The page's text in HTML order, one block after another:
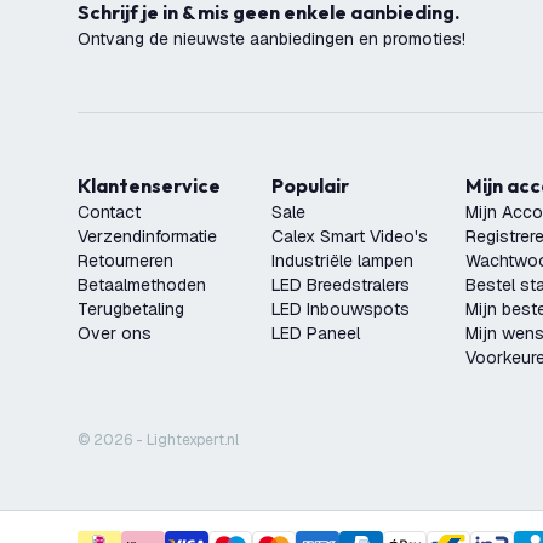
LED Prikspot 9W - IP65 - RGB - Geïntegreerd
Schrijf je in & mis geen enkele aanbieding.
Ontvang de nieuwste aanbiedingen en promoties!
Klantenservice
Contact
Verzendinformatie
Retourneren
Betaalmethoden
Terugbetaling
Over ons
Populair
Sale
Calex Smart Video's
Industriële lampen
LED Breedstralers
LED Inbouwspots
LED Paneel
Mijn
Mijn
Bestel
Mijn
Mijn
© 2026 - Lightexpert.nl